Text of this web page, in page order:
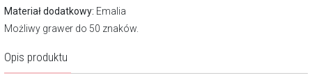
Materiał dodatkowy: Emalia
Możliwy grawer do 50 znaków.
Opis produktu